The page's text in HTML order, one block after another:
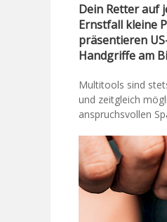
Dein Retter auf
Ernstfall kleine
präsentieren
Handgriffe am
Multitools sind
und zeitgleich
anspruchsvollen